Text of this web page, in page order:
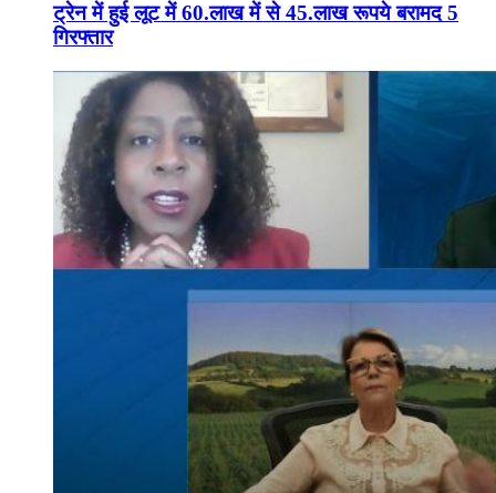
ट्रेन में हुई लूट में 60.लाख में से 45.लाख रूपये बरामद 5
गिरफ्तार